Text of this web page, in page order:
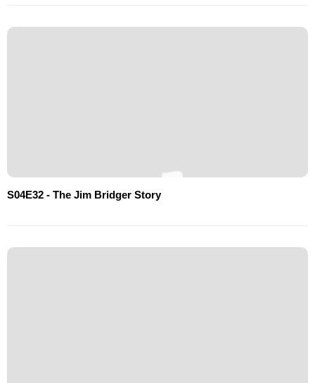
S04E32 - The Jim Bridger Story